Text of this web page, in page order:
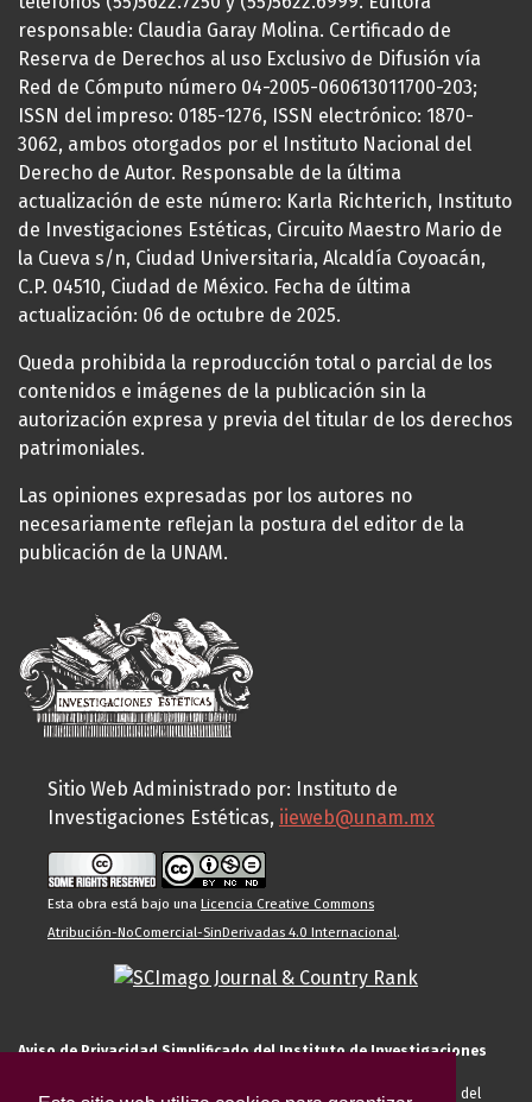
responsable: Claudia Garay Molina. Certificado de
Reserva de Derechos al uso Exclusivo de Difusión vía
Red de Cómputo número 04-2005-060613011700-203;
ISSN del impreso: 0185-1276, ISSN electrónico: 1870-
3062, ambos otorgados por el Instituto Nacional del
Derecho de Autor. Responsable de la última
actualización de este número: Karla Richterich, Instituto
de Investigaciones Estéticas, Circuito Maestro Mario de
la Cueva s/n, Ciudad Universitaria, Alcaldía Coyoacán,
C.P. 04510, Ciudad de México. Fecha de última
actualización: 06 de octubre de 2025.
Queda prohibida la reproducción total o parcial de los
contenidos e imágenes de la publicación sin la
autorización expresa y previa del titular de los derechos
patrimoniales.
Las opiniones expresadas por los autores no
necesariamente reflejan la postura del editor de la
publicación de la UNAM.
Sitio Web Administrado por: Instituto de
Investigaciones Estéticas, iieweb@unam.mx
Esta obra está bajo una Licencia Creative Commons
Atribución-NoComercial-SinDerivadas 4.0 Internacional.
Aviso de Privacidad Simplificado del Instituto de Investigaciones
El Instituto de Investigaciones Estéticas de la UNAM, es responsable del